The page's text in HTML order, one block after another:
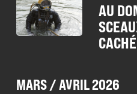
AU
MARS / AVRIL 2026